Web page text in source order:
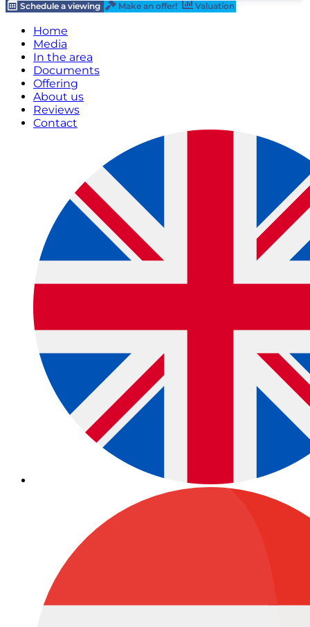
Schedule a viewing
Make an offer! Valuation
Home
Media
In the area
Documents
Offering
About us
Reviews
Contact